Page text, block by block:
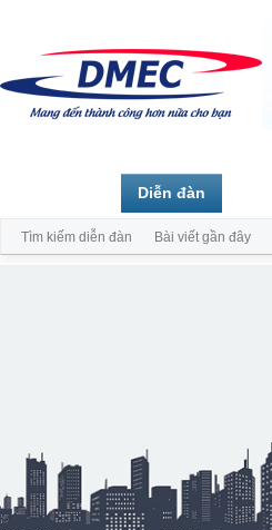
Diễn đàn
Tìm kiếm diễn đàn Bài viết gần đây